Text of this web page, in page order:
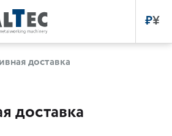
₽¥
доставка
доставка